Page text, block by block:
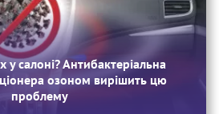
салоні? Антибактеріальна
озоном вирішить цю
проблему